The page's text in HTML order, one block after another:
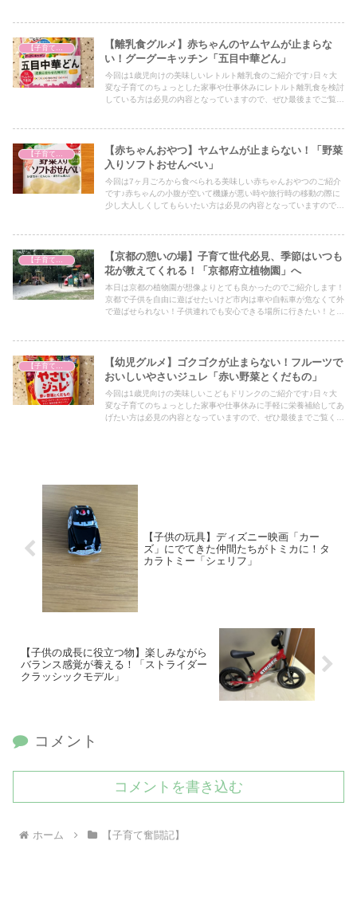
【子育て奮闘記】
【離乳食グルメ】赤ちゃんのヤムヤムが止まらな
い！グーグーキッチン「五目中華どん」
今回は1歳児向けの美味しいレトルト離乳食のご紹介です♪日々大
変な子育てのちょっとした家事や仕事休みにレトルト離乳食を検討
している方は必見の内容となっていますので、ぜひ最後までご覧く
【赤ちゃんおやつ】ヤムヤムが止まらない！「野菜
入りソフトおせんべい」
今回は7ヶ月ごろから食べられる美味しい赤ちゃんおやつのご紹介
です♪赤ちゃんの小腹が空いて機嫌が悪い時や旅行時の移動の際に
少し大人しくしてもらいたい方は必見の内容となっていますので、
【京都の憩いの場】子育て世代必見、季節はいつも
花が教えてくれる！「京都府立植物園」へ
本日は京都の植物園が想像よりとても良かったのでご紹介します！
京都で子供を自由に遊ばせたいけど市内は車や自転車が危なくて外
で遊ばせられない！子供連れでも安心できる場所に行きたい！とい
【幼児グルメ】ゴクゴクが止まらない！フルーツで
おいしいやさいジュレ「赤い野菜とくだもの」
今回は1歳児向けの美味しいこどもドリンクのご紹介です♪日々大
変な子育てのちょっとした家事や仕事休みに手軽に栄養補給してあ
げたい方は必見の内容となっていますので、ぜひ最後までご覧くだ
【子供の玩具】ディズニー映画「カー
ズ」にでてきた仲間たちがトミカに！タ
カラトミー「シェリフ」
【子供の成長に役立つ物】楽しみながら
バランス感覚が養える！「ストライダー
クラッシックモデル」
コメント
コメントを書き込む
ホーム 【子育て奮闘記】